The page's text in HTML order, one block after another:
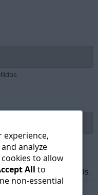
promotional emails.
experience,
analyze
to allow
All to
non-essential